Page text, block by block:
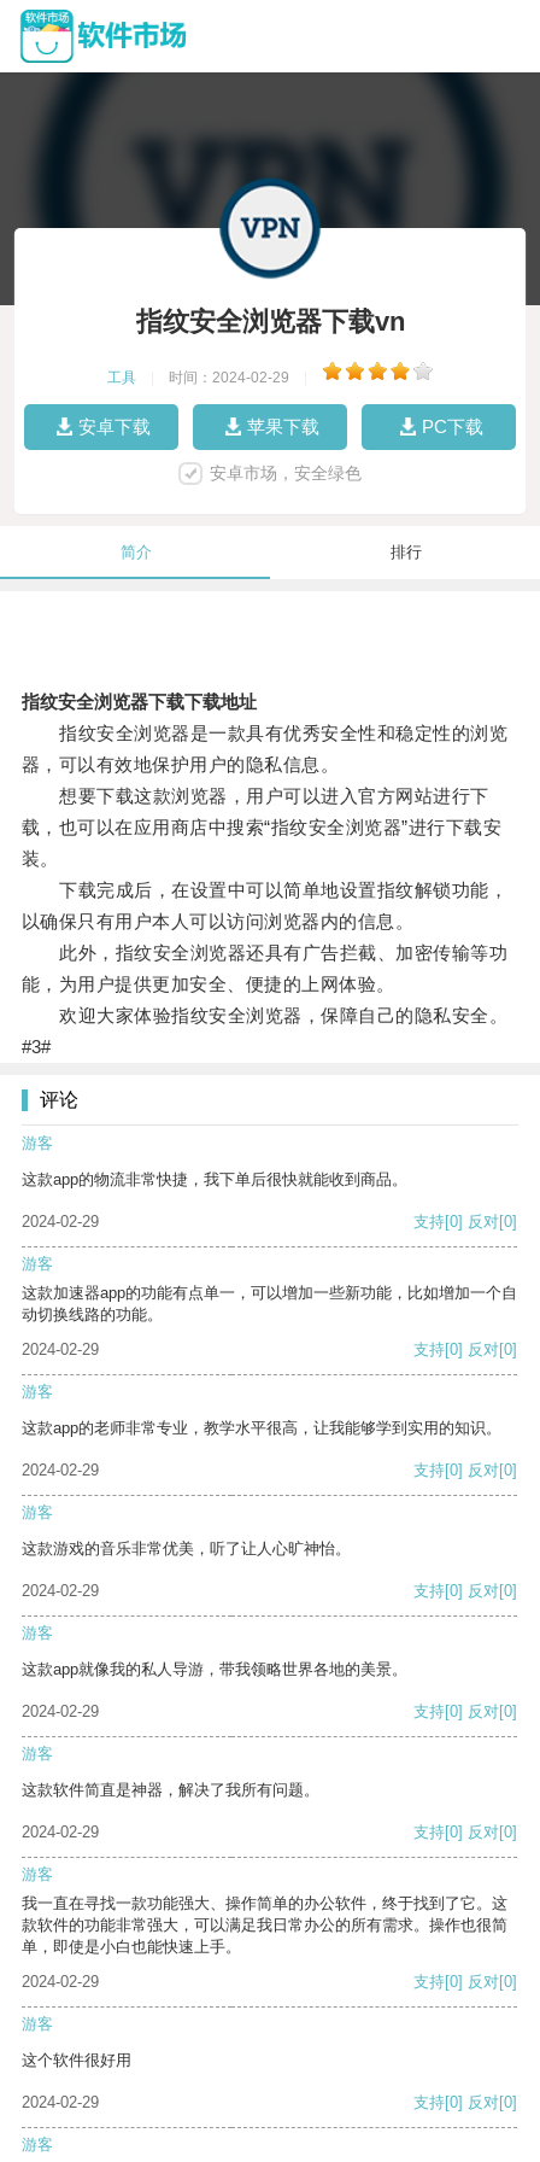
指纹安全浏览器下载vn
工具 时间：2024-02-29
安卓下载 苹果下载 PC下载
安卓市场，安全绿色
简介 排行
指纹安全浏览器下载下载地址
指纹安全浏览器是一款具有优秀安全性和稳定性的浏览
器，可以有效地保护用户的隐私信息。
想要下载这款浏览器，用户可以进入官方网站进行下
载，也可以在应用商店中搜索“指纹安全浏览器”进行下载安
装。
下载完成后，在设置中可以简单地设置指纹解锁功能，
以确保只有用户本人可以访问浏览器内的信息。
此外，指纹安全浏览器还具有广告拦截、加密传输等功
能，为用户提供更加安全、便捷的上网体验。
欢迎大家体验指纹安全浏览器，保障自己的隐私安全。
#3#
评论
游客
这款app的物流非常快捷，我下单后很快就能收到商品。
2024-02-29 支持[0] 反对[0]
游客
这款加速器app的功能有点单一，可以增加一些新功能，比如增加一个自
动切换线路的功能。
2024-02-29
支持[0] 反对[0]
游客
这款app的老师非常专业，教学水平很高，让我能够学到实用的知识。
2024-02-29 支持[0] 反对[0]
游客
这款游戏的音乐非常优美，听了让人心旷神怡。
2024-02-29 支持[0] 反对[0]
游客
这款app就像我的私人导游，带我领略世界各地的美景。
2024-02-29 支持[0] 反对[0]
游客
这款软件简直是神器，解决了我所有问题。
2024-02-29 支持[0] 反对[0]
游客
我一直在寻找一款功能强大、操作简单的办公软件，终于找到了它。这
款软件的功能非常强大，可以满足我日常办公的所有需求。操作也很简
单，即使是小白也能快速上手。
2024-02-29
支持[0] 反对[0]
游客
这个软件很好用
2024-02-29 支持[0] 反对[0]
游客